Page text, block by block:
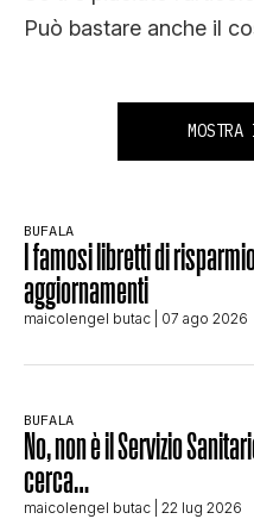
Può bastare anche il
BUFALA
I famosi libretti di
aggiornamenti
maicolengel butac | 07 ago 2026
BUFALA
No, non è il Servizio
cerca…
maicolengel butac | 22 lug 2026